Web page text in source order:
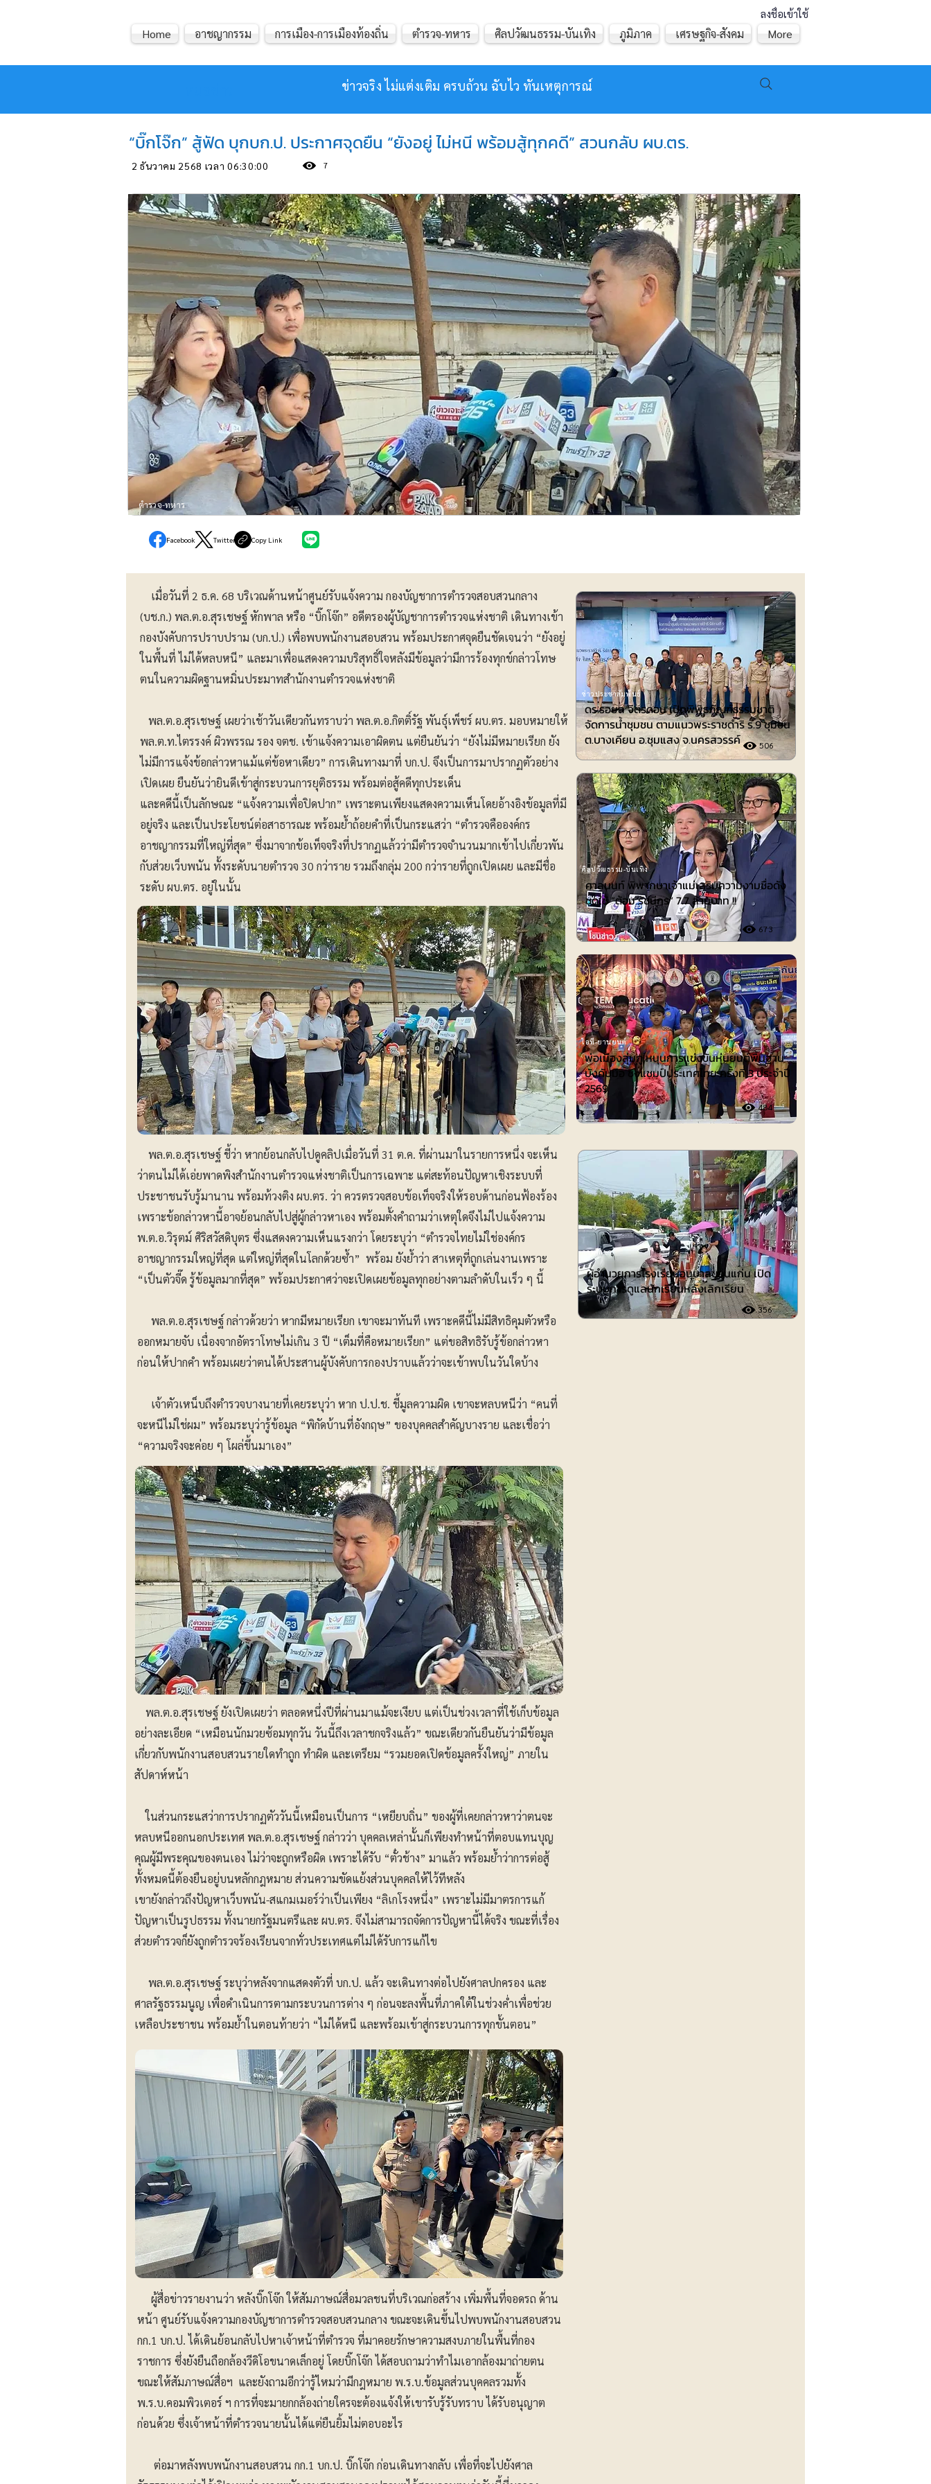
ลงชื่อเข้าใช้
ข่าวจริง ไม่แต่งเติม ครบถ้วน ฉับไว ทันเหตุการณ์
Home อาชญากรรม การเมือง-การเมืองท้องถิ่น ตำรวจ-ทหาร ศิลปวัฒนธรรม-บันเทิง ภูมิภาค เศรษฐกิจ-สังคม More
“บิ๊กโจ๊ก” สู้ฟัด บุกบก.ป. ประกาศจุดยืน “ยังอยู่ ไม่หนี พร้อมสู้ทุกคดี” สวนกลับ ผบ.ตร.
2 ธันวาคม 2568 เวลา 06:30:00 7
ตำรวจ-ทหาร
Facebook Twitter Copy Link
เมื่อวันที่ 2 ธ.ค. 68 บริเวณด้านหน้าศูนย์รับแจ้งความ กองบัญชาการตำรวจสอบสวนกลาง
(บช.ก.) พล.ต.อ.สุรเชษฐ์ หักพาล หรือ “บิ๊กโจ๊ก” อดีตรองผู้บัญชาการตำรวจแห่งชาติ เดินทางเข้า
กองบังคับการปราบปราม (บก.ป.) เพื่อพบพนักงานสอบสวน พร้อมประกาศจุดยืนชัดเจนว่า “ยังอยู่
ในพื้นที่ ไม่ได้หลบหนี” และมาเพื่อแสดงความบริสุทธิ์ใจหลังมีข้อมูลว่ามีการร้องทุกข์กล่าวโทษ
ตนในความผิดฐานหมิ่นประมาทสำนักงานตำรวจแห่งชาติ
พล.ต.อ.สุรเชษฐ์ เผยว่าเช้าวันเดียวกันทราบว่า พล.ต.อ.กิตติ์รัฐ พันธุ์เพ็ชร์ ผบ.ตร. มอบหมายให้
พล.ต.ท.ไตรรงค์ ผิวพรรณ รอง จตช. เข้าแจ้งความเอาผิดตน แต่ยืนยันว่า “ยังไม่มีหมายเรียก ยัง
ไม่มีการแจ้งข้อกล่าวหาแม้แต่ข้อหาเดียว” การเดินทางมาที่ บก.ป. จึงเป็นการมาปรากฏตัวอย่าง
เปิดเผย ยืนยันว่ายินดีเข้าสู่กระบวนการยุติธรรม พร้อมต่อสู้คดีทุกประเด็น
และคดีนี้เป็นลักษณะ “แจ้งความเพื่อปิดปาก” เพราะตนเพียงแสดงความเห็นโดยอ้างอิงข้อมูลที่มี
อยู่จริง และเป็นประโยชน์ต่อสาธารณะ พร้อมย้ำถ้อยคำที่เป็นกระแสว่า “ตำรวจคือองค์กร
อาชญากรรมที่ใหญ่ที่สุด” ซึ่งมาจากข้อเท็จจริงที่ปรากฏแล้วว่ามีตำรวจจำนวนมากเข้าไปเกี่ยวพัน
กับส่วยเว็บพนัน ทั้งระดับนายตำรวจ 30 กว่าราย รวมถึงกลุ่ม 200 กว่ารายที่ถูกเปิดเผย และมีชื่อ
ระดับ ผบ.ตร. อยู่ในนั้น
พล.ต.อ.สุรเชษฐ์ ชี้ว่า หากย้อนกลับไปดูคลิปเมื่อวันที่ 31 ต.ค. ที่ผ่านมาในรายการหนึ่ง จะเห็น
ว่าตนไม่ได้เอ่ยพาดพิงสำนักงานตำรวจแห่งชาติเป็นการเฉพาะ แต่สะท้อนปัญหาเชิงระบบที่
ประชาชนรับรู้มานาน พร้อมท้วงติง ผบ.ตร. ว่า ควรตรวจสอบข้อเท็จจริงให้รอบด้านก่อนฟ้องร้อง
เพราะข้อกล่าวหานี้อาจย้อนกลับไปสู่ผู้กล่าวหาเอง พร้อมตั้งคำถามว่าเหตุใดจึงไม่ไปแจ้งความ
พ.ต.อ.วิรุตม์ ศิริสวัสดิบุตร ซึ่งแสดงความเห็นแรงกว่า โดยระบุว่า “ตำรวจไทยไม่ใช่องค์กร
อาชญากรรมใหญ่ที่สุด แต่ใหญ่ที่สุดในโลกด้วยซ้ำ” พร้อม ยังย้ำว่า สาเหตุที่ถูกเล่นงานเพราะ
“เป็นตัวจี๊ด รู้ข้อมูลมากที่สุด” พร้อมประกาศว่าจะเปิดเผยข้อมูลทุกอย่างตามลำดับในเร็ว ๆ นี้
พล.ต.อ.สุรเชษฐ์ กล่าวด้วยว่า หากมีหมายเรียก เขาจะมาทันที เพราะคดีนี้ไม่มีสิทธิคุมตัวหรือ
ออกหมายจับ เนื่องจากอัตราโทษไม่เกิน 3 ปี “เต็มที่คือหมายเรียก” แต่ขอสิทธิรับรู้ข้อกล่าวหา
ก่อนให้ปากคำ พร้อมเผยว่าตนได้ประสานผู้บังคับการกองปราบแล้วว่าจะเข้าพบในวันใดบ้าง
เจ้าตัวเหน็บถึงตำรวจบางนายที่เคยระบุว่า หาก ป.ป.ช. ชี้มูลความผิด เขาจะหลบหนีว่า “คนที่
จะหนีไม่ใช่ผม” พร้อมระบุว่ารู้ข้อมูล “พิกัดบ้านที่อังกฤษ” ของบุคคลสำคัญบางราย และเชื่อว่า
“ความจริงจะค่อย ๆ โผล่ขึ้นมาเอง”
พล.ต.อ.สุรเชษฐ์ ยังเปิดเผยว่า ตลอดหนึ่งปีที่ผ่านมาแม้จะเงียบ แต่เป็นช่วงเวลาที่ใช้เก็บข้อมูล
อย่างละเอียด “เหมือนนักมวยซ้อมทุกวัน วันนี้ถึงเวลาชกจริงแล้ว” ขณะเดียวกันยืนยันว่ามีข้อมูล
เกี่ยวกับพนักงานสอบสวนรายใดทำถูก ทำผิด และเตรียม “รวมยอดเปิดข้อมูลครั้งใหญ่” ภายใน
สัปดาห์หน้า
ในส่วนกระแสว่าการปรากฏตัววันนี้เหมือนเป็นการ “เหยียบถิ่น” ของผู้ที่เคยกล่าวหาว่าตนจะ
หลบหนีออกนอกประเทศ พล.ต.อ.สุรเชษฐ์ กล่าวว่า บุคคลเหล่านั้นก็เพียงทำหน้าที่ตอบแทนบุญ
คุณผู้มีพระคุณของตนเอง ไม่ว่าจะถูกหรือผิด เพราะได้รับ “ตั๋วช้าง” มาแล้ว พร้อมย้ำว่าการต่อสู้
ทั้งหมดนี้ต้องยืนอยู่บนหลักกฎหมาย ส่วนความขัดแย้งส่วนบุคคลให้ไว้ทีหลัง
เขายังกล่าวถึงปัญหาเว็บพนัน-สแกมเมอร์ว่าเป็นเพียง “ลิเกโรงหนึ่ง” เพราะไม่มีมาตรการแก้
ปัญหาเป็นรูปธรรม ทั้งนายกรัฐมนตรีและ ผบ.ตร. จึงไม่สามารถจัดการปัญหานี้ได้จริง ขณะที่เรื่อง
ส่วยตำรวจก็ยังถูกตำรวจร้องเรียนจากทั่วประเทศแต่ไม่ได้รับการแก้ไข
พล.ต.อ.สุรเชษฐ์ ระบุว่าหลังจากแสดงตัวที่ บก.ป. แล้ว จะเดินทางต่อไปยังศาลปกครอง และ
ศาลรัฐธรรมนูญ เพื่อดำเนินการตามกระบวนการต่าง ๆ ก่อนจะลงพื้นที่ภาคใต้ในช่วงค่ำเพื่อช่วย
เหลือประชาชน พร้อมย้ำในตอนท้ายว่า “ไม่ได้หนี และพร้อมเข้าสู่กระบวนการทุกขั้นตอน”
ผู้สื่อข่าวรายงานว่า หลังบิ๊กโจ๊ก ให้สัมภาษณ์สื่อมวลชนที่บริเวณก่อสร้าง เพิ่มพื้นที่จอดรถ ด้าน
หน้า ศูนย์รับแจ้งความกองบัญชาการตำรวจสอบสวนกลาง ขณะจะเดินขึ้นไปพบพนักงานสอบสวน
กก.1 บก.ป. ได้เดินย้อนกลับไปหาเจ้าหน้าที่ตำรวจ ที่มาคอยรักษาความสงบภายในพื้นที่กอง
ราชการ ซึ่งยังยืนถือกล้องวีดิโอขนาดเล็กอยู่ โดยบิ๊กโจ๊ก ได้สอบถามว่าทำไมเอากล้องมาถ่ายตน
ขณะให้สัมภาษณ์สื่อฯ และยังถามอีกว่ารู้ไหมว่ามีกฎหมาย พ.ร.บ.ข้อมูลส่วนบุคคลรวมทั้ง
พ.ร.บ.คอมพิวเตอร์ ฯ การที่จะมายกกล้องถ่ายใครจะต้องแจ้งให้เขารับรู้รับทราบ ได้รับอนุญาต
ก่อนด้วย ซึ่งเจ้าหน้าที่ตำรวจนายนั้นได้แต่ยืนยิ้มไม่ตอบอะไร
ต่อมาหลังพบพนักงานสอบสวน กก.1 บก.ป. บิ๊กโจ๊ก ก่อนเดินทางกลับ เพื่อที่จะไปยังศาล
ดร.รอยล จิตรดอน เปิดพิพิธภัณฑ์ธรรมชาติ
จัดการน้ำชุมชน ตามแนวพระราชดำริ ร.9 ชุมชน
ต.บางเคียน อ.ชุมแสง จ.นครสวรรค์
506
ข่าวประชาสัมพันธ์
ศาลนนท์ พิพากษาเจ้าแม่เสริมความงามชื่อดัง
ชดใช้ ”ต้อม รัชนีกร“ 7.7 ล้านบาท !!
673
ศิลปวัฒธรรม-บันเทิง
ไอที-ยานยนต์
พ่อเมืองลุ่มภู หนุนการแข่งขันหุ่นยนต์พื้นฐาน
บังคับมือ ชิงแชมป์ประเทศไทย ครั้งที่ 3 ประจำปี
2569
484
การศึกษา
ผู้อำนวยการโรงเรียนอนุบาลขอนแก่น เปิด
ระบบการดูแลนักเรียนหลังเลิกเรียน
356